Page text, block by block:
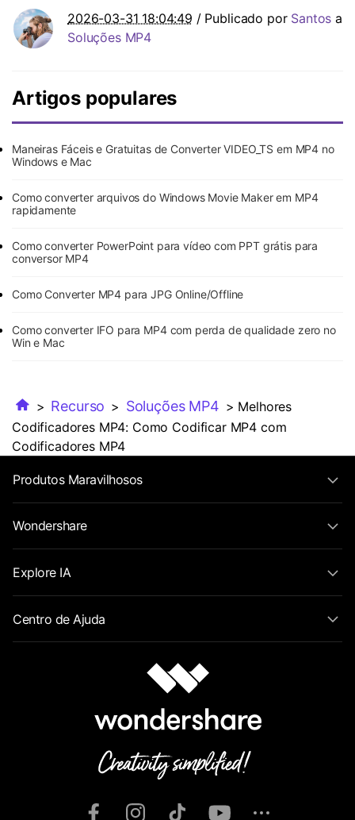
2026-03-31 18:04:49 / Publicado por Santos a
Soluções MP4
Artigos populares
Maneiras Fáceis e Gratuitas de Converter VIDEO_TS em MP4 no
Windows e Mac
Como converter arquivos do Windows Movie Maker em MP4
rapidamente
Como converter PowerPoint para vídeo com PPT grátis para
conversor MP4
Como Converter MP4 para JPG Online/Offline
Como converter IFO para MP4 com perda de qualidade zero no
Win e Mac
> Recurso > Soluções MP4 > Melhores
Codificadores MP4: Como Codificar MP4 com
Codificadores MP4
Produtos Maravilhosos
Wondershare
Explore IA
Centro de Ajuda